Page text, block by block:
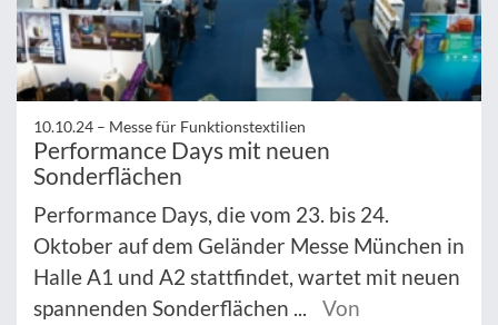
10.10.24 – Messe für Funktionstextilien
Performance Days mit neuen
Sonderflächen
Performance Days, die vom 23. bis 24.
Oktober auf dem Geländer Messe München in
Halle A1 und A2 stattfindet, wartet mit neuen
spannenden Sonderflächen ...
Von